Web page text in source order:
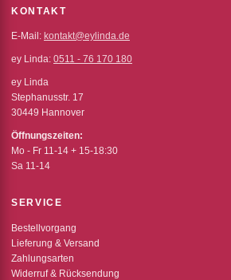
KONTAKT
E-Mail: kontakt@eylinda.de
ey Linda: 0511 - 76 170 180
ey Linda
Stephanusstr. 17
30449 Hannover
Öffnungszeiten:
Mo - Fr 11-14 + 15-18:30
Sa 11-14
SERVICE
Bestellvorgang
Lieferung & Versand
Zahlungsarten
Widerruf & Rücksendung